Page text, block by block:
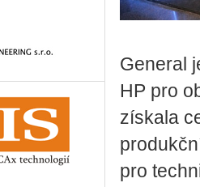
General
HP pro
získala
pro